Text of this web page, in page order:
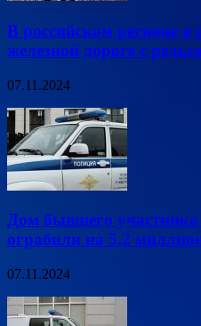
В российском регионе в
железной дороге с
07.11.2024
Дом бывшего
ограбили на 5,2
07.11.2024